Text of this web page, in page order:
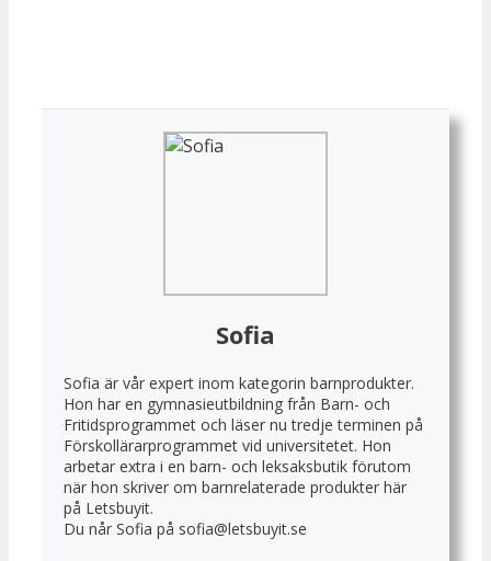
Sofia
Sofia är vår expert inom kategorin barnprodukter.
Hon har en gymnasieutbildning från Barn- och
Fritidsprogrammet och läser nu tredje terminen på
Förskollärarprogrammet vid universitetet. Hon
arbetar extra i en barn- och leksaksbutik förutom
när hon skriver om barnrelaterade produkter här
på Letsbuyit.
Du når Sofia på sofia@letsbuyit.se